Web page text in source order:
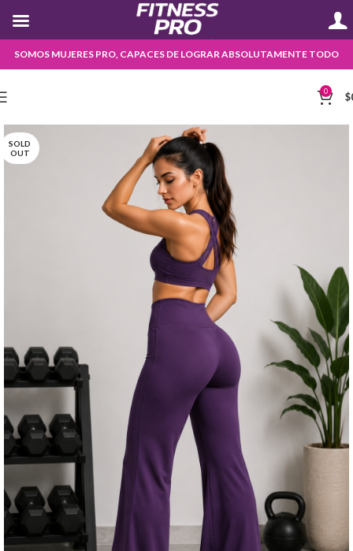
SOMOS MUJERES PRO, CAPACES DE LOGRAR ABSOLUTAMENTE TODO
0 $
SOLD
OUT